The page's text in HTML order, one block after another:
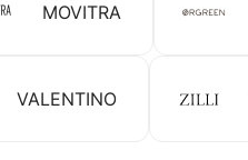
MOVITRA
VALENTINO